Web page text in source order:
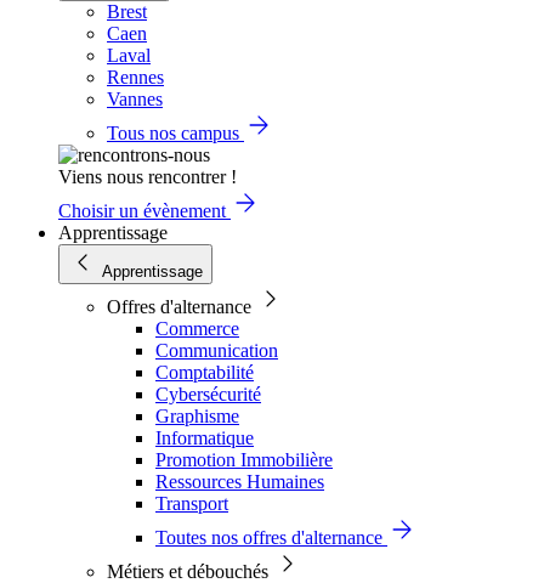
Brest
Caen
Laval
Rennes
Vannes
Tous nos campus
Viens nous rencontrer !
Choisir un évènement
Apprentissage
Apprentissage
Offres d'alternance
Commerce
Communication
Comptabilité
Cybersécurité
Graphisme
Informatique
Promotion Immobilière
Ressources Humaines
Transport
Toutes nos offres d'alternance
Métiers et débouchés